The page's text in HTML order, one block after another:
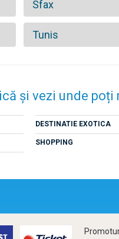
Sfax
Tunis
și vezi unde poți
DESTINATIE EXOTICA
SHOPPING